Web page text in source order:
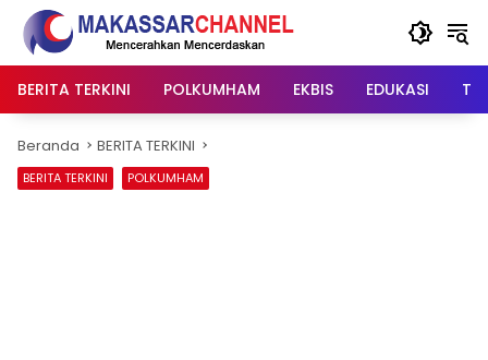
Langsung
konten
BERITA TERKINI
POLKUMHAM EKBIS EDUKASI
Beranda BERITA TERKINI
BERITA TERKINI POLKUMHAM